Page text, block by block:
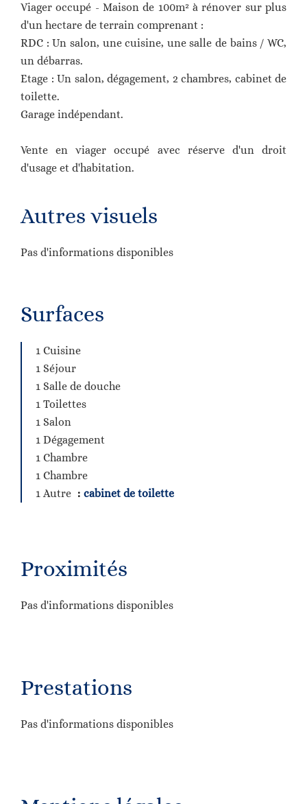
Viager occupé - Maison de 100m² à rénover sur plus
d'un hectare de terrain comprenant :
RDC : Un salon, une cuisine, une salle de bains / WC,
un débarras.
Etage : Un salon, dégagement, 2 chambres, cabinet de
toilette.
Garage indépendant.
Vente en viager occupé avec réserve d'un droit
d'usage et d'habitation.
Autres visuels
Pas d'informations disponibles
Surfaces
1 Cuisine
1 Séjour
1 Salle de douche
1 Toilettes
1 Salon
1 Dégagement
1 Chambre
1 Chambre
1 Autre
cabinet de toilette
Proximités
Pas d'informations disponibles
Prestations
Pas d'informations disponibles